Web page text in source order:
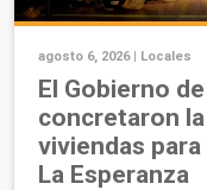
agosto 6, 2026 | Locales
El Gobierno
concretaron
viviendas
La Esperanza